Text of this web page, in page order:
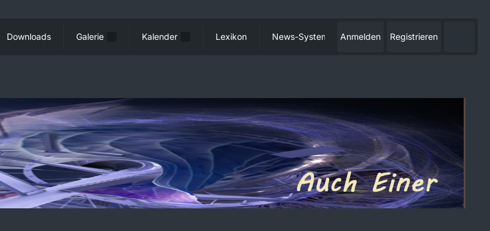
Downloads Galerie Kalender Lexikon News-System Anmelden Registrieren